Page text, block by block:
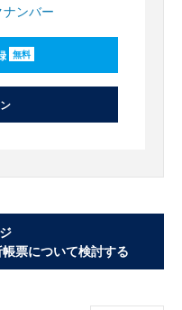
ナンバー
無料
票について検討する